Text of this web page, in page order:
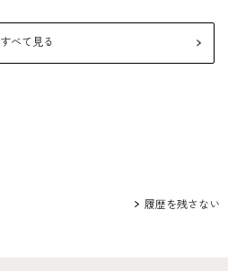
すべて見る
履歴を残さない